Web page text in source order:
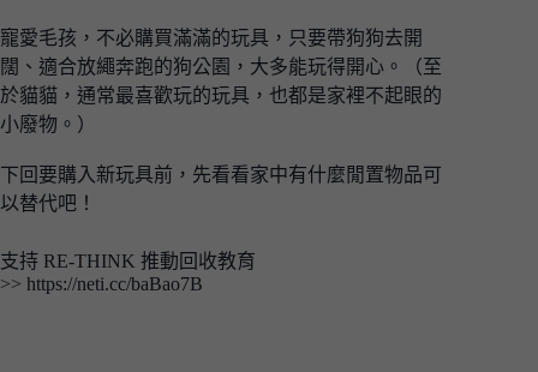
寵愛毛孩，不必購買滿滿的玩具，只要帶狗狗去開
闊、適合放繩奔跑的狗公園，大多能玩得開心。（至
於貓貓，通常最喜歡玩的玩具，也都是家裡不起眼的
小廢物。）
下回要購入新玩具前，先看看家中有什麼閒置物品可
以替代吧！
支持 RE-THINK 推動回收教育
>> https://neti.cc/baBao7B